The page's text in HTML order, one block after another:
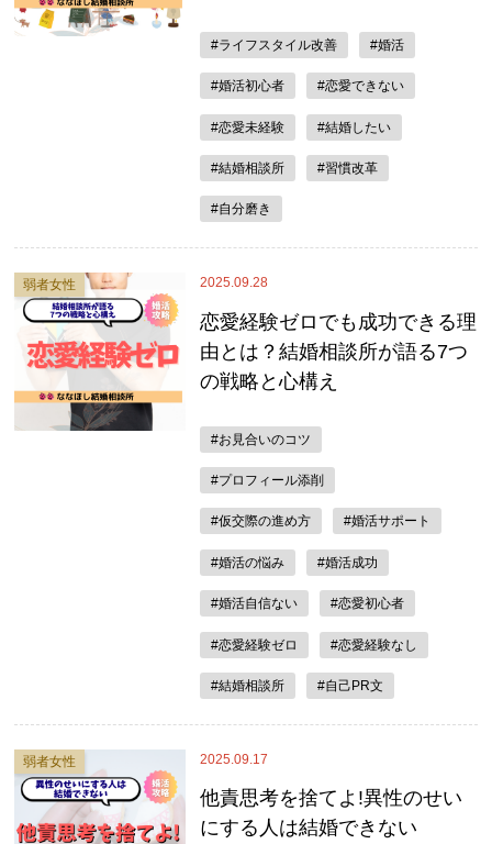
#ライフスタイル改善 #婚活
#婚活初心者 #恋愛できない
#恋愛未経験 #結婚したい
#結婚相談所 #習慣改革
#自分磨き
2025.09.28
弱者女性
恋愛経験ゼロでも成功できる理
由とは？結婚相談所が語る7つ
の戦略と心構え
#お見合いのコツ
#プロフィール添削
#仮交際の進め方 #婚活サポート
#婚活の悩み #婚活成功
#婚活自信ない #恋愛初心者
#恋愛経験ゼロ #恋愛経験なし
#結婚相談所 #自己PR文
2025.09.17
弱者女性
他責思考を捨てよ!異性のせい
にする人は結婚できない